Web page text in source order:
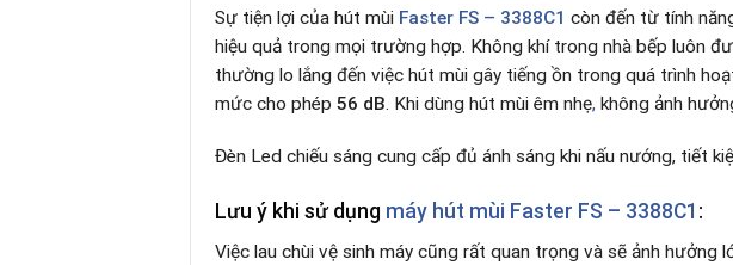
Sự tiện lợi của hút mùi Faster FS – 3388C1 còn đến từ tính
hiệu quả trong mọi trường hợp. Không khí trong nhà bếp luôn
thường lo lắng đến việc hút mùi gây tiếng ồn trong quá trình
mức cho phép 56 dB. Khi dùng hút mùi êm nhẹ, không ảnh
Đèn Led chiếu sáng cung cấp đủ ánh sáng khi nấu nướng, tiết
Lưu ý khi sử dụng máy hút mùi Faster FS – 3388C1 :
Việc lau chùi vệ sinh máy cũng rất quan trọng và sẽ ảnh hưởng